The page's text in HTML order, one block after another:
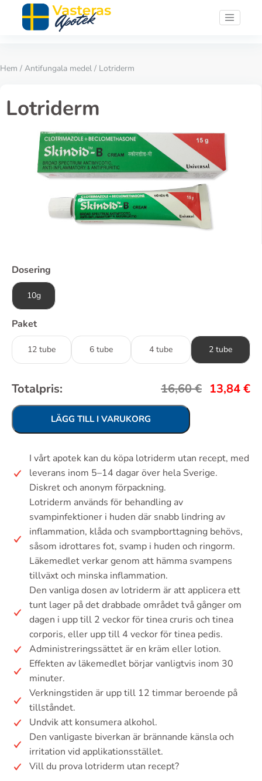
Hem / Antifungala medel / Lotriderm
Lotriderm
Dosering
10g
Paket
12 tube 6 tube 4 tube 2 tube
Totalpris: 16,60€ 13,84€
LÄGG TILL I VARUKORG
I vårt apotek kan du köpa lotriderm utan recept, med
leverans inom 5–14 dagar över hela Sverige.
Diskret och anonym förpackning.
Lotriderm används för behandling av
svampinfektioner i huden där snabb lindring av
inflammation, klåda och svampborttagning behövs,
såsom idrottares fot, svamp i huden och ringorm.
Läkemedlet verkar genom att hämma svampens
tillväxt och minska inflammation.
Den vanliga dosen av lotriderm är att applicera ett
tunt lager på det drabbade området två gånger om
dagen i upp till 2 veckor för tinea cruris och tinea
corporis, eller upp till 4 veckor för tinea pedis.
Administreringssättet är en kräm eller lotion.
Effekten av läkemedlet börjar vanligtvis inom 30
minuter.
Verkningstiden är upp till 12 timmar beroende på
tillståndet.
Undvik att konsumera alkohol.
Den vanligaste biverkan är brännande känsla och
irritation vid applikationsstället.
Vill du prova lotriderm utan recept?